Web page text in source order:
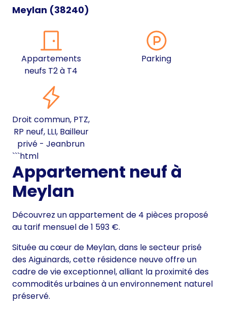
Meylan (38240)
Appartements
neufs T2 à T4
Parking
Droit commun, PTZ,
RP neuf, LLI, Bailleur
privé - Jeanbrun
```html
Appartement neuf à
Meylan
Découvrez un appartement de 4 pièces proposé
au tarif mensuel de 1 593 €.
Située au cœur de Meylan, dans le secteur prisé
des Aiguinards, cette résidence neuve offre un
cadre de vie exceptionnel, alliant la proximité des
commodités urbaines à un environnement naturel
préservé.